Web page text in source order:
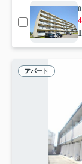
アパート